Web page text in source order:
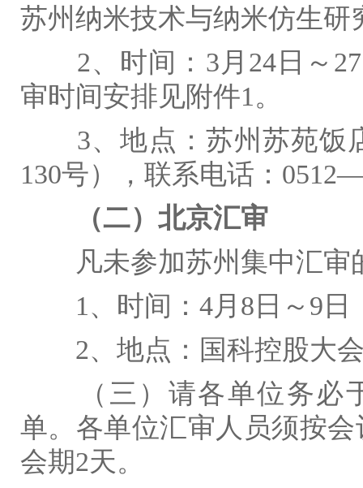
苏州纳米技术与纳米仿生研
2、时间： 3 月 24日～ 27
审时间安排见附件1 。
3、地点：苏州苏苑饭
130号），联系电话： 0512
（二）北京汇审
凡未参加苏州集中汇
1 、时间： 4月 8 日～ 9 日
2、地点：国科控股大
（三）请各单位务必
单。 各单位汇审人员须按
会期2天。